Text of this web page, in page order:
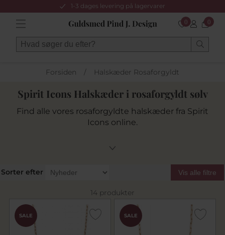
1-3 dages levering på lagervarer
0 0
Forsiden / Halskæder Rosaforgyldt
Spirit Icons Halskæder i rosaforgyldt sølv
Find alle vores rosaforgyldte halskæder fra Spirit
Icons online.
Sorter efter Vis alle filtre
14 produkter
SALE SALE